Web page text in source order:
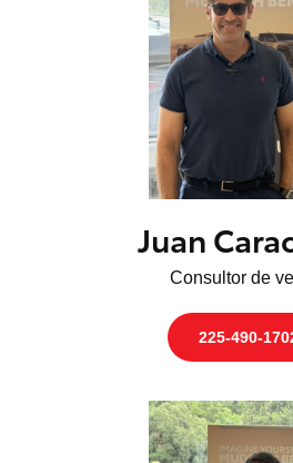
Juan
Consultor de
225-490-